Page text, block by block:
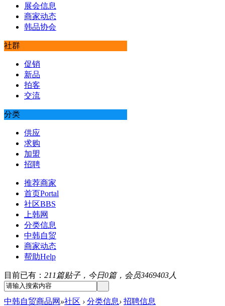
展会信息
商家动态
韩品协会
社群
促销
新品
拍客
交流
分类
供应
求购
加盟
招聘
推荐商家
首页Portal
社区BBS
上韩网
分类信息
中韩自贸
商家动态
帮助Help
目前已有： 211篇贴子，今日0篇，会员3469403人
中韩自贸商品网 »社区 › 分类信息› 招聘信息